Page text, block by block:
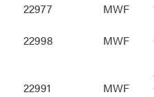
22977 MWF
22998 MWF
22991 MWF